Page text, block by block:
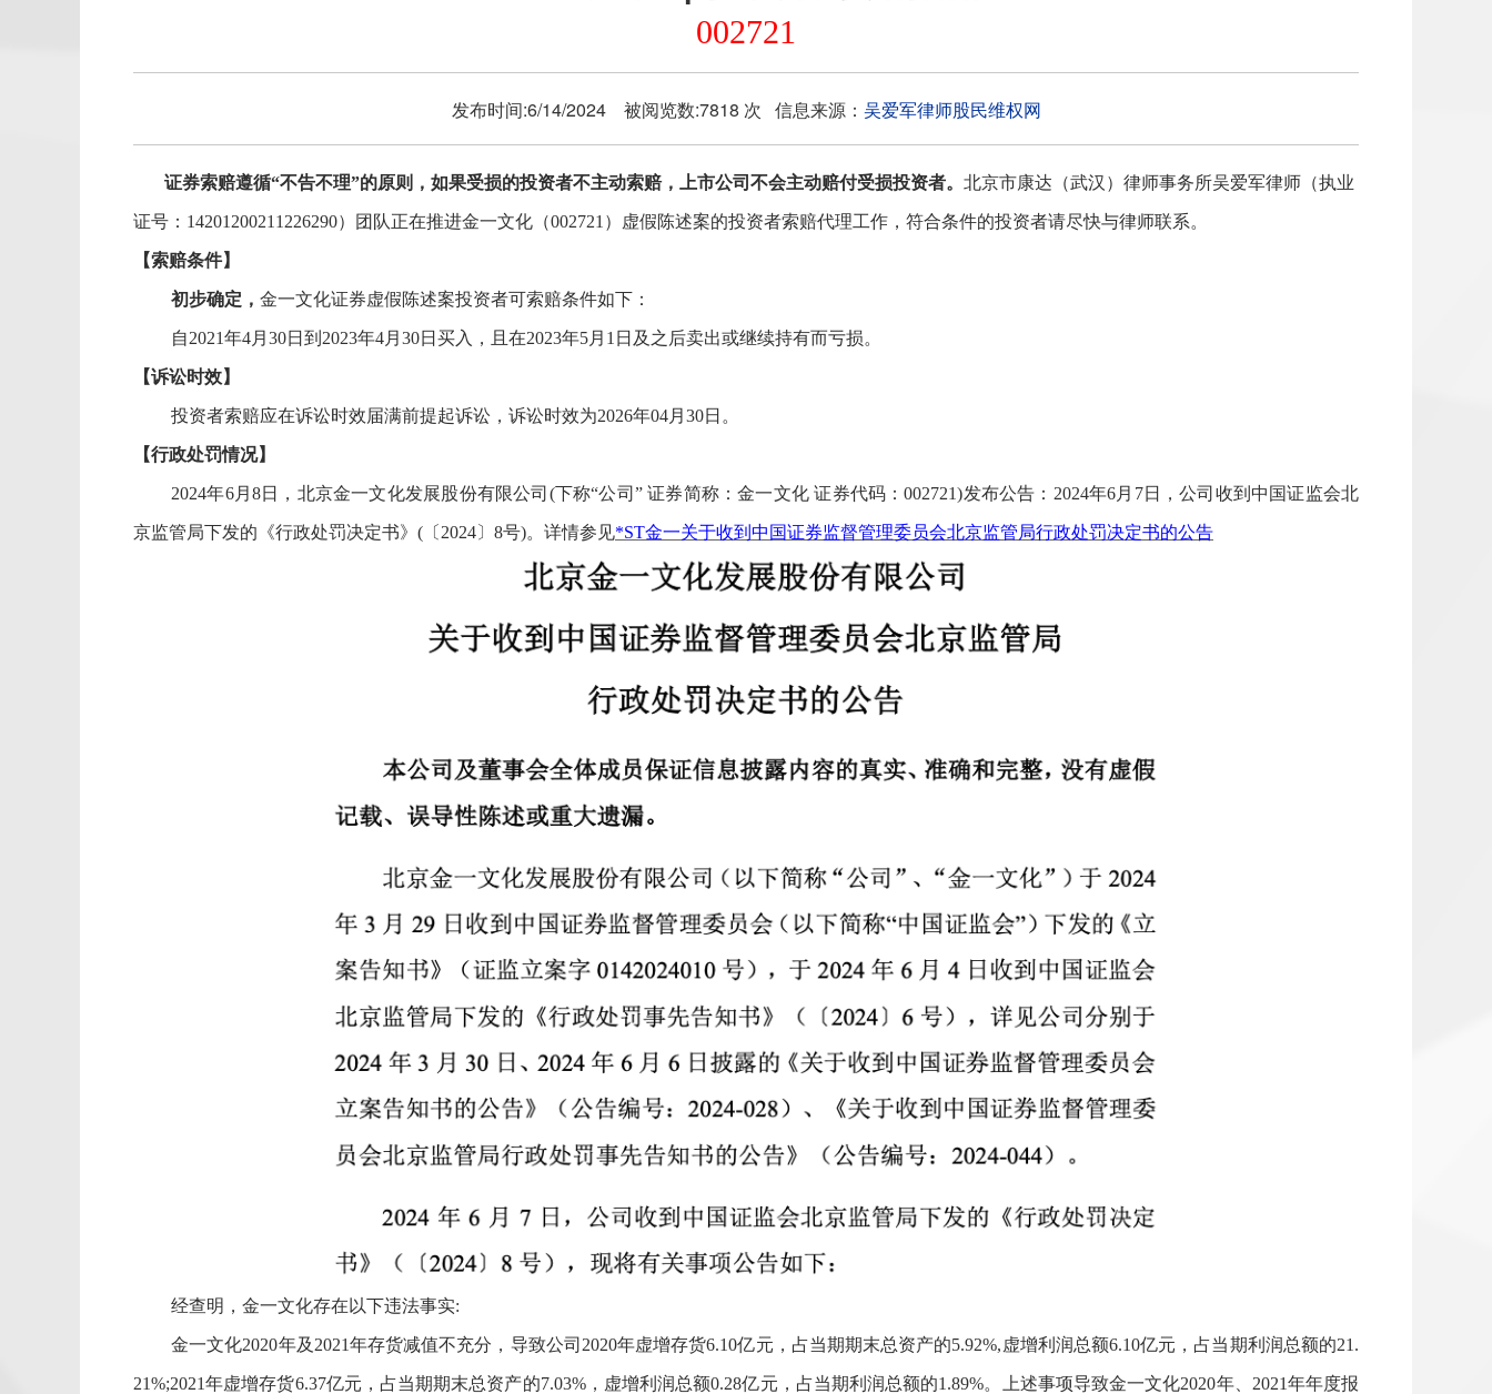
002721
发布时间:6/14/2024 被阅览数:7818 次 信息来源： 吴爱军律师股民维权网
证券索赔遵循“不告不理”的原则，如果受损的投资者不主动索赔，上市公司不会主动赔付受损投资者。 北京市康达（武汉）律师事务所吴爱军律师 （执业
证号 ：14201200211226290） 团队正在推进金一文化（002721）虚假陈述案的投资者索赔代理工作，符合条件的投资者请尽快与律师联系。
【索赔条件】
初步确定，金一文化证券虚假陈述案投资者可索赔条件如下 ：
自2021年4月30日到2023年4月30日买入，且在2023年5月 1 日 及之 后卖出或继续持有而亏损。
【诉讼时效】
投资者索赔应在诉讼时效届满前提起诉讼，诉讼时效为2026年04月30日 。
【行政处罚情况】
2024年6月 8日，北京金一文化发展股份有限公司 (下称“公司 ” 证券简称 ：金一文化 证券代码：002721)发布公告 ： 2024年6月7日，公司收到中国证监会北
京监管局下发的《行政处罚决定书》(〔2024〕8号)。详情参见*ST金一关于收到中国证券监督管理委员会北京监管局行政处罚决定书的公告
经查明，金一文化存在以下违法事实:
金一文化2020年及 2021年存货减值不充分，导致公司 2020年虚增存货6.10亿元，占当期期末总资产的5.92%, 虚增利润总额6.10亿元，占当期利润总额的21.
21%;2021年虚增存货6.37亿元，占当期期末总资产的7.03%，虚增利润总额0.28亿元，占当期利润总额的1.89%。上述事项导致金一文化2020年、 2021年年度报